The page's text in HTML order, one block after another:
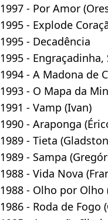
1997 - Por Amor
1995 - Explode
1995 - Decadência
1995 - Engraçadinha,
1994 - A Madona de
1993 - O Mapa da
1991 - Vamp (Ivan)
1990 - Araponga
1989 - Tieta
1989 - Sampa
1988 - Vida Nova
1988 - Olho por Olho
1986 - Roda de Fogo